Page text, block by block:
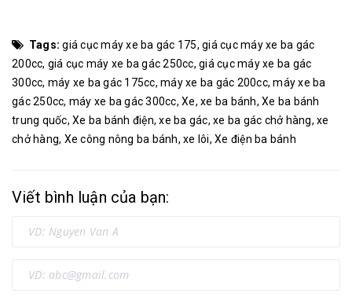
Tags: giá cục máy xe ba gác 175, giá cục máy xe ba gác
200cc, giá cục máy xe ba gác 250cc, giá cục máy xe ba gác
300cc, máy xe ba gác 175cc, máy xe ba gác 200cc,máy xe ba
gác 250cc, máy xe ba gác 300cc, Xe, xe ba bánh, Xe ba bánh
trung quốc, Xe ba bánh điện,xe ba gác, xe ba gác chở hàng, xe
chở hàng, Xe công nông ba bánh, xe lôi, Xe điện ba bánh
Viết bình luận của bạn: